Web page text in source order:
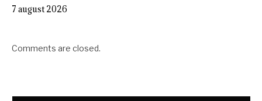
7 august 2026
Comments are closed.